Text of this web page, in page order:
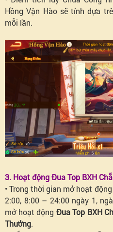
Hồng Vận Hào sẽ tính dựa
mỗi lần.
3. Hoạt động Đua Top BXH
• Trong thời gian mở hoạt
2:00, 8:00 – 24:00 ngày 1,
mở hoạt động Đua Top BXH
Thưởng.